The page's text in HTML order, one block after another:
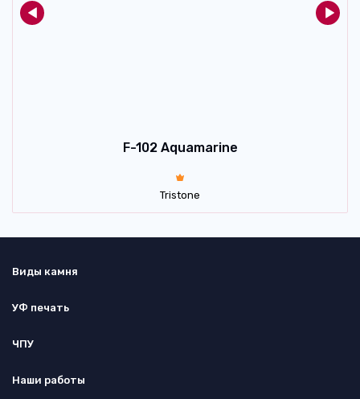
F-102 Aquamarine
Tristone
Виды камня
УФ печать
ЧПУ
Наши работы